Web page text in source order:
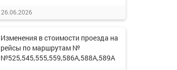
26.06.2026
Изменения в стоимости проезда на
рейсы по маршрутам №
№525,545,555,559,586А,588А,589А